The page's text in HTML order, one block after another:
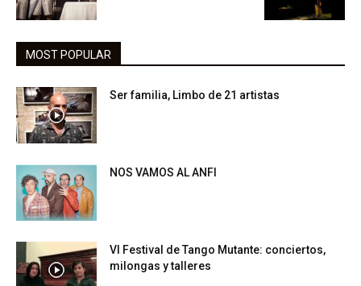
MOST POPULAR
Ser familia, Limbo de 21 artistas
NOS VAMOS AL ANFI
VI Festival de Tango Mutante: conciertos,
milongas y talleres